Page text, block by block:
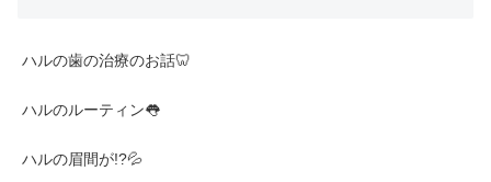
ハルの歯の治療のお話🦷
ハルのルーティン👅
ハルの眉間が!?💦